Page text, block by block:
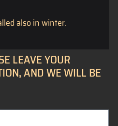
also in winter.
LEAVE YOUR
AND WE WILL BE